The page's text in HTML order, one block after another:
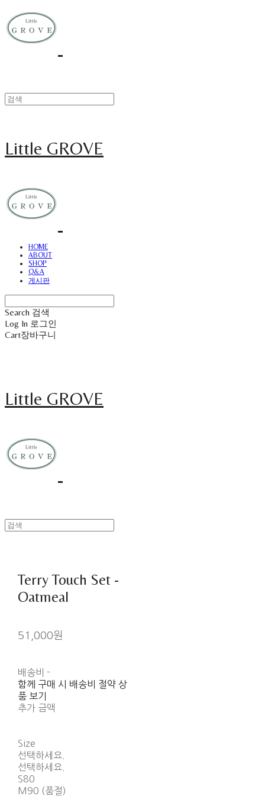
Little GROVE
HOME
ABOUT
SHOP
Q&A
게시판
Search 검색
Log In 로그인
Cart장바구니
Little GROVE
Terry Touch Set -
Oatmeal
51,000원
배송비 -
함께 구매 시 배송비 절약 상
품 보기
추가 금액
Size
선택하세요.
선택하세요.
S80
M90 (품절)